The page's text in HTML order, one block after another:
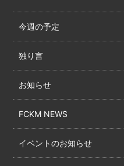
今週の予定
独り言
お知らせ
FCKM NEWS
イベントのお知らせ